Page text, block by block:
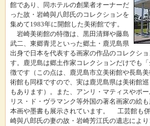
館であり、同ホテルの創業者オーナーだ
った故・岩崎與八郎氏のコレクションを
集めて1983年に開館した美術館です。
岩崎美術館の特徴は、黒田清輝や藤島
武二、東郷青児といった郷土・鹿児島県
出身で日本を代表する画家の作品のコレクシ
す。鹿児島は郷土作家コレクションだけでも
徴です（この点は、鹿児島市立美術館や長島
術館も同様ですので、実は鹿児島県は美術館
もあります）。また、アンリ・マティスやポ
リス・ド・ヴラマンク等外国の著名画家の絵
本画や墨書も展示されています。 工芸館も
崎與八郎氏の妻の故・岩崎芳江氏の遺志によ